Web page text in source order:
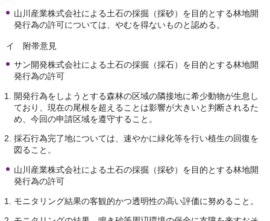
山川産業株式会社による土石の採掘（採砂）を目的とする林地開
発行為の許可については、やむを得ないものと認める。
イ 附帯意見
サン開発株式会社による土石の採掘（採石）を目的とする林地開
発行為の許可
開発行為をしようとする森林の区域の隣接地に希少動物が生息し
ており、現在の尾根を超えることは影響が大きいと判断されるた
め、今回の申請区域を遵守すること。
採石行為完了地については、速やかに緑化等を行い植生の回復を
図ること。
山川産業株式会社による土石の採掘（採砂）を目的とする林地開
発行為の許可
モニタリング結果の客観的かつ透明性の高い評価に努めること。